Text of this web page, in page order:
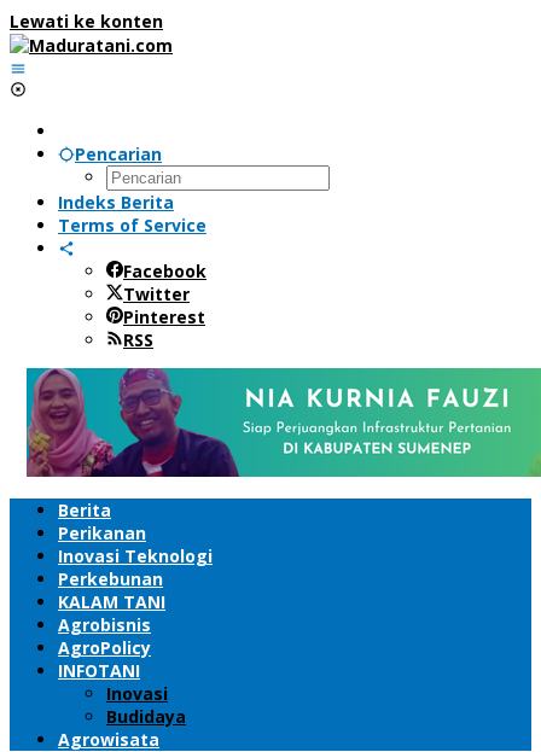
Lewati ke konten
Pencarian
Indeks Berita
Terms of Service
Facebook
Twitter
Pinterest
RSS
Berita
Perikanan
Inovasi Teknologi
Perkebunan
KALAM TANI
Agrobisnis
AgroPolicy
INFOTANI
Inovasi
Budidaya
Agrowisata